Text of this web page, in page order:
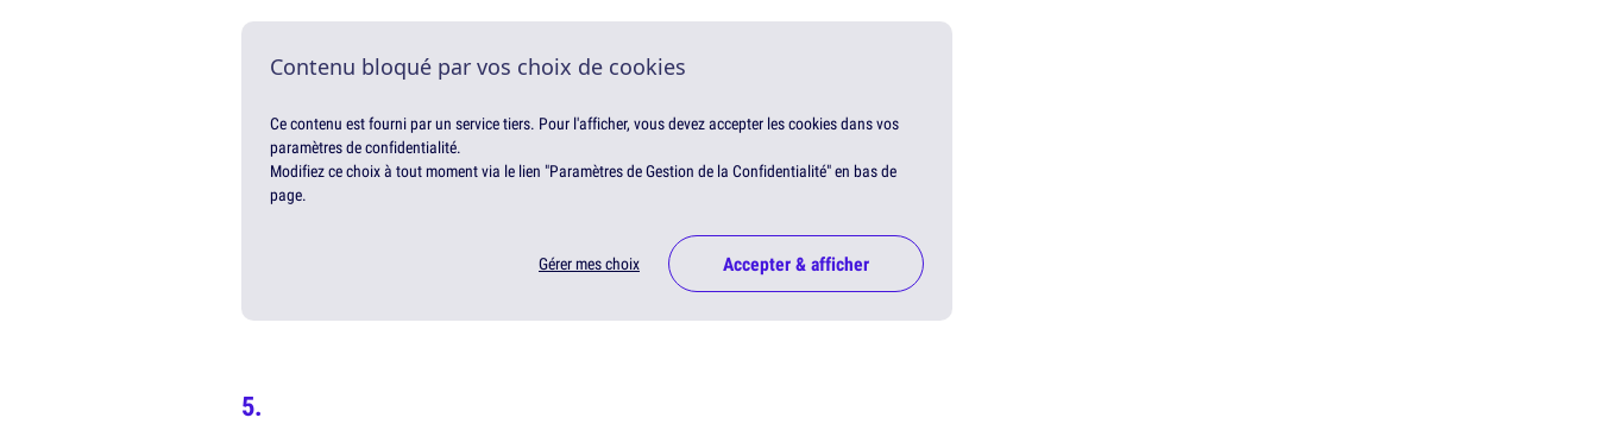
Contenu bloqué par vos choix de cookies
Ce contenu est fourni par un service tiers. Pour l'afficher, vous devez accepter les cookies dans vos
paramètres de confidentialité.
Modifiez ce choix à tout moment via le lien "Paramètres de Gestion de la Confidentialité" en bas de
page.
Gérer mes choix Accepter & afficher